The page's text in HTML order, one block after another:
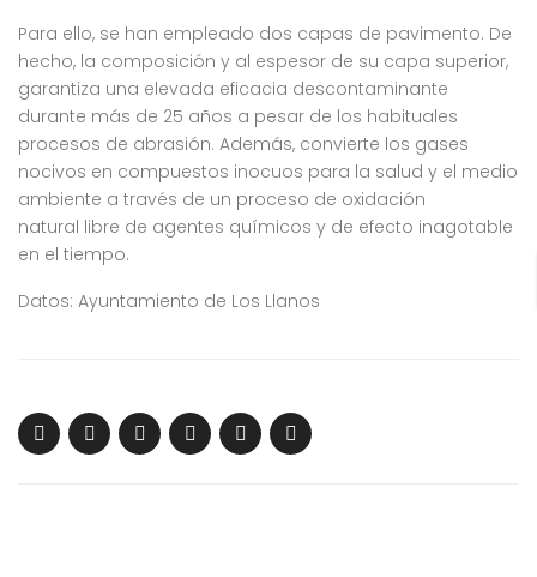
Para ello, se han empleado dos capas de pavimento. De
hecho, la composición y al espesor de su capa superior,
garantiza una elevada eficacia descontaminante
durante más de 25 años a pesar de los habituales
procesos de abrasión. Además, convierte los gases
nocivos en compuestos inocuos para la salud y el medio
ambiente a través de un proceso de oxidación
natural libre de agentes químicos y de efecto inagotable
en el tiempo.
Datos: Ayuntamiento de Los Llanos